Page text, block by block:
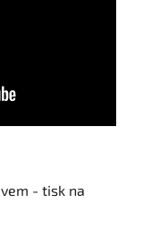
- tisk na